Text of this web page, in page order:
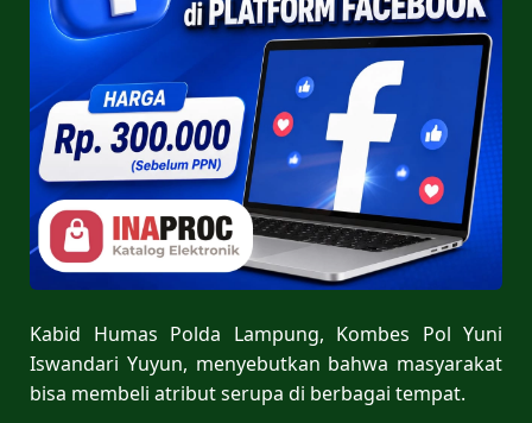
Kabid Humas Polda Lampung, Kombes Pol Yuni
Iswandari Yuyun, menyebutkan bahwa masyarakat
bisa membeli atribut serupa di berbagai tempat.